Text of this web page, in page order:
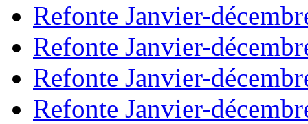
Refonte Janvier-
Refonte Janvier-
Refonte Janvier-
Refonte Janvier-